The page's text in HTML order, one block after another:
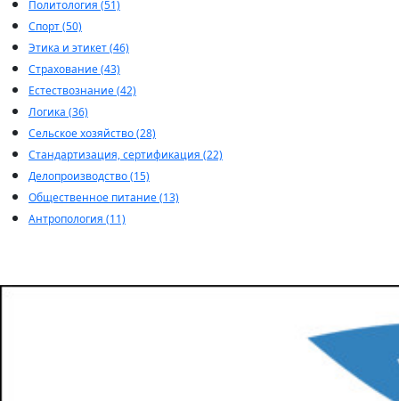
Политология (51)
Спорт (50)
Этика и этикет (46)
Страхование (43)
Естествознание (42)
Логика (36)
Сельское хозяйство (28)
Стандартизация, сертификация (22)
Делопроизводство (15)
Общественное питание (13)
Антропология (11)